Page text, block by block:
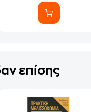
επίσης